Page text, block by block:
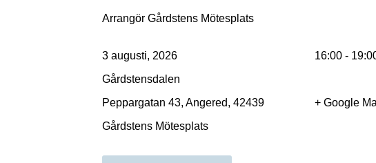
Arrangör Gårdstens Mötesplats
3 augusti, 2026
16:00 -
Gårdstensdalen
Peppargatan 43, Angered, 42439
+ Google
Gårdstens Mötesplats